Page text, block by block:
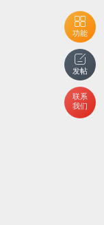
功能
发帖
联系
我们